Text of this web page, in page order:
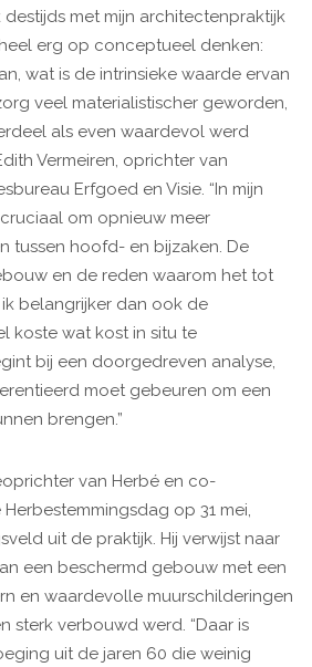
destijds met mijn architectenpraktijk
erg op conceptueel denken:
wat is de intrinsieke waarde ervan
veel materialistischer geworden,
als even waardevol werd
Vermeiren, oprichter van
Erfgoed en Visie. “In mijn
om opnieuw meer
tussen hoofd- en bijzaken. De
en de reden waarom het tot
belangrijker dan ook de
koste wat kost in situ te
bij een doorgedreven analyse,
moet gebeuren om een
brengen.”
van Herbé en co-
op 31 mei,
uit de praktijk. Hij verwijst naar
een beschermd gebouw met een
en waardevolle muurschilderingen
sterk verbouwd werd. “Daar is
uit de jaren 60 die weinig